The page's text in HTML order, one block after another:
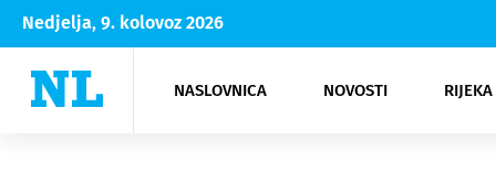
Nedjelja, 9. kolovoz 2026
NASLOVNICA NOVOSTI
Rijeka Opatija
NK
Moda
Kultura